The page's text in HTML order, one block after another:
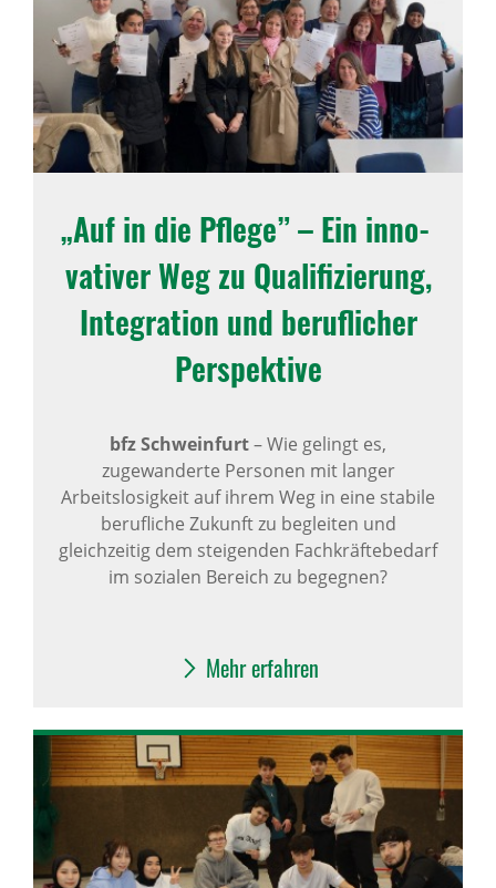
„Auf in die Pflege” – Ein inno­
va­tiver Weg zu Quali­fi­zie­rung,
Inte­gra­tion und beruf­li­cher
Perspek­tive
bfz Schweinfurt– Wie gelingt es,
zugewanderte Personen mit langer
Arbeitslosigkeit auf ihrem Weg in eine stabile
berufliche Zukunft zu begleiten und
gleichzeitig dem steigenden Fachkräftebedarf
im sozialen Bereich zu begegnen?
Mehr erfahren